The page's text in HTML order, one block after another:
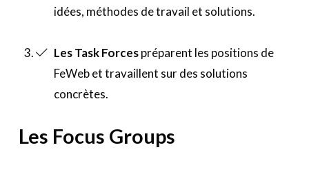
idées, méthodes de travail et solutions.
Les Task Forcespréparent les positions de
FeWeb et travaillent sur des solutions
concrètes.
Les Focus Groups